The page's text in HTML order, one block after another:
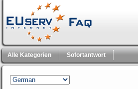
Alle Kategorien Sofortantwort